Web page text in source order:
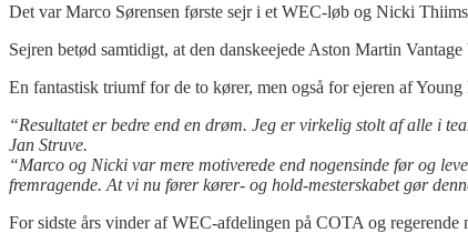
Det var Marco Sørensen første sejr i et WEC-løb og Nicki
Sejren betød samtidigt, at den danskeejede Aston Martin
En fantastisk triumf for de to kører, men også for ejeren af
“Resultatet er bedre end en drøm. Jeg er virkelig stolt af alle i
Jan Struve.
“Marco og Nicki var mere motiverede end nogensinde før og
fremragende. At vi nu fører kører- og hold-mesterskabet gør
For sidste års vinder af WEC-afdelingen på COTA og